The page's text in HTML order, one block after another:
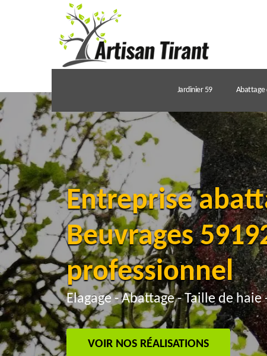
Jardinier 59 Abattage
Entreprise
Beuvrages
professionnel
Elagage - Abattage - Taille de
VOIR NOS RÉALISATIONS